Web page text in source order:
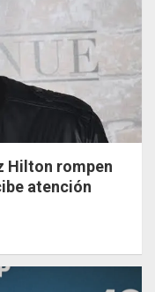
Hilton rompen
atención